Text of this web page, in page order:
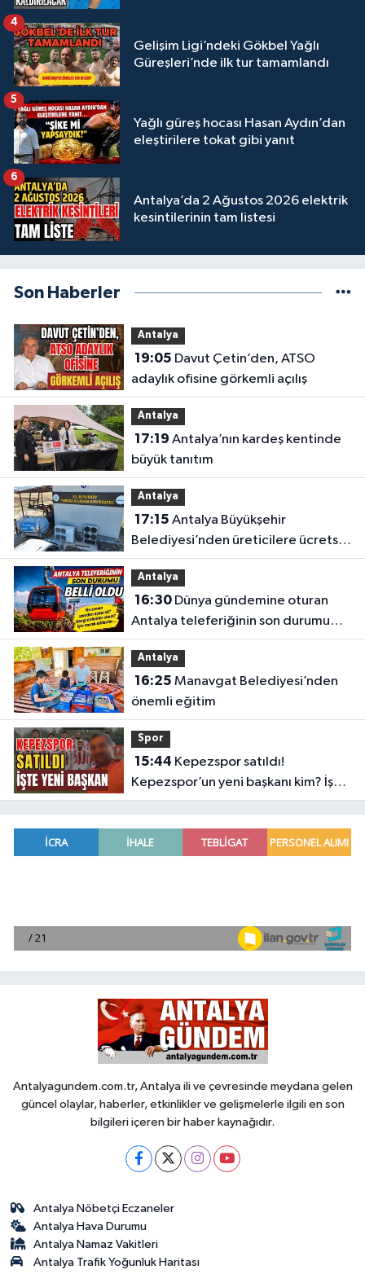
Gelişim Ligi’ndeki Gökbel Yağlı
Güreşleri’nde ilk tur tamamlandı
4
Yağlı güreş hocası Hasan Aydın’dan
eleştirilere tokat gibi yanıt
5
Antalya’da 2 Ağustos 2026 elektrik
kesintilerinin tam listesi
6
Son Haberler
Antalya
19:05
adaylık ofisine görkemli açılış
Antalya
17:19
büyük tanıtım
Antalya
17:15
Belediyesi’nden üreticilere ücretsiz
destek
Antalya
16:30Dünya gündemine oturan
Antalya teleferiğinin son durumu
belli oldu
Antalya
16:25
önemli eğitim
Spor
15:44
Kepezspor’un yeni başkanı kim? İşte
yeni başkan
Antalyagundem.com.tr, Antalya ili ve çevresinde meydana gelen
güncel olaylar, haberler, etkinlikler ve gelişmelerle ilgili en son
bilgileri içeren bir haber kaynağıdır.
Antalya Nöbetçi Eczaneler
Antalya Hava Durumu
Antalya Namaz Vakitleri
Antalya Trafik Yoğunluk Haritası